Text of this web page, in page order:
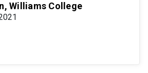
Williams College